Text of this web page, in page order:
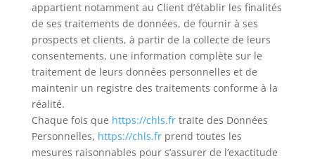
appartient notamment au Client d’établir les finalités
de ses traitements de données, de fournir à ses
prospects et clients, à partir de la collecte de leurs
consentements, une information complète sur le
traitement de leurs données personnelles et de
maintenir un registre des traitements conforme à la
réalité.
Chaque fois que https://chls.frtraite des Données
Personnelles, https://chls.frprend toutes les
mesures raisonnables pour s’assurer de l’exactitude